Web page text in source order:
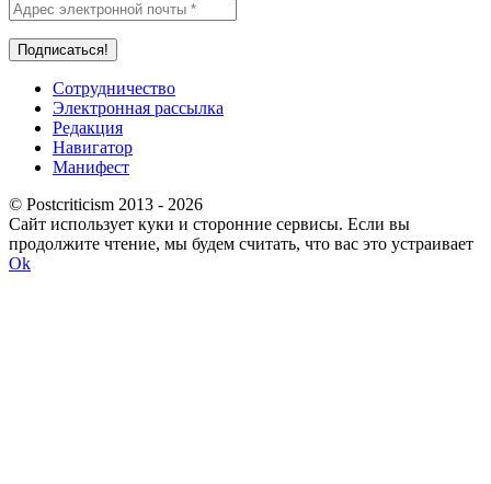
Сотрудничество
Электронная рассылка
Редакция
Навигатор
Манифест
© Postcriticism 2013 - 2026
Сайт использует куки и сторонние сервисы. Если вы
продолжите чтение, мы будем считать, что вас это устраивает
Ok